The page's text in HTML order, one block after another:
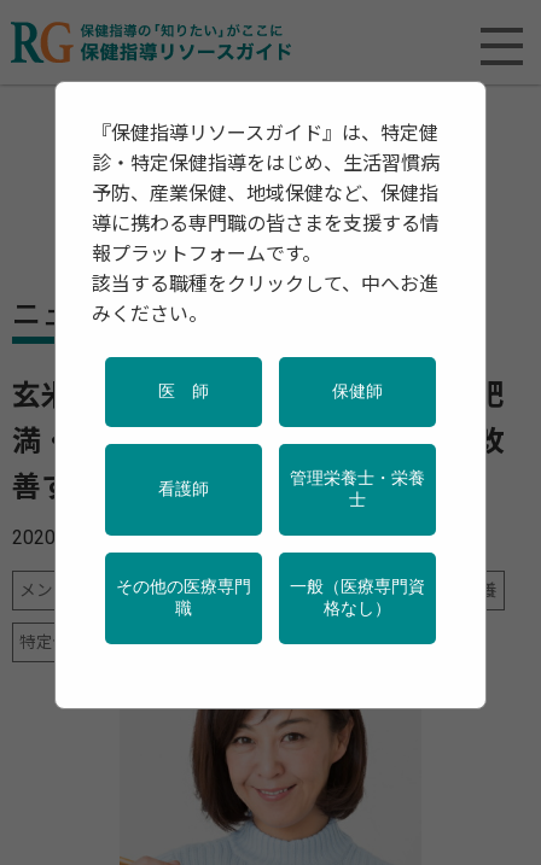
ニュース
玄米や麦ごはんなど「全粒穀物」が肥
満・糖尿病を改善 睡眠やうつ病を改
善する効果も
2020年01月30日
メンタルヘルス 健診・検診 地域保健 学校保健 栄養
特定保健指導 産業保健
『保健指導リソースガイド』は、特定健
診・特定保健指導をはじめ、生活習慣病
予防、産業保健、地域保健など、保健指
導に携わる専門職の皆さまを支援する情
報プラットフォームです。
該当する職種をクリックして、中へお進
みください。
医 師 保健師
看護師
管理栄養士・栄養
士
その他の医療専門
職
一般（医療専門資
格なし）